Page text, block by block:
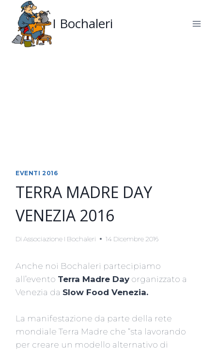
contenuto
I Bochaleri
EVENTI 2016
TERRA MADRE DAY
VENEZIA 2016
Di Associazione I Bochaleri 14 Dicembre 2016
Anche noi Bochaleri partecipiamo
all’evento Terra Madre Day organizzato a
Venezia da Slow Food Venezia.
La manifestazione da parte della rete
mondiale Terra Madre che “sta lavorando
per creare un modello alternativo di